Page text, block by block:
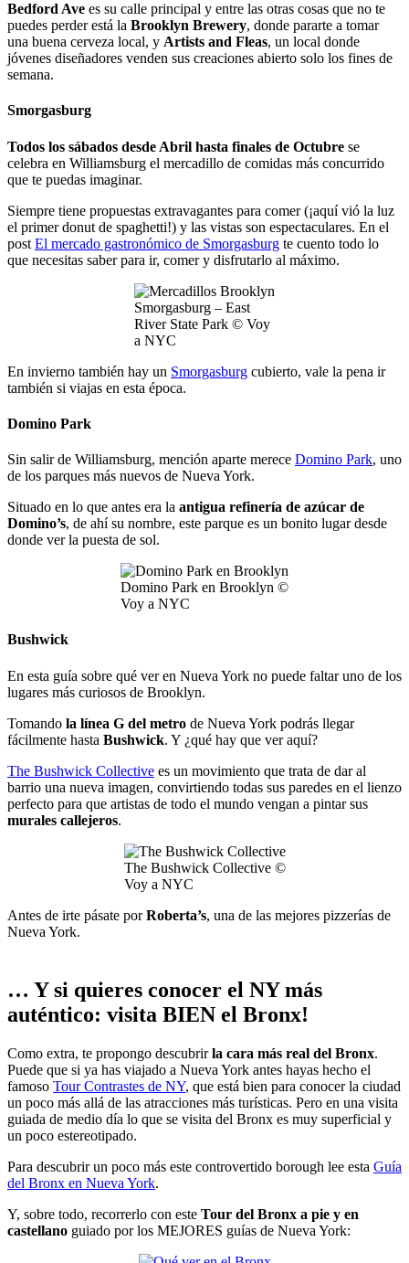
Bedford Ave es su calle principal y entre las otras cosas que no te
puedes perder está la Brooklyn Brewery, donde pararte a tomar
una buena cerveza local, y Artists and Fleas, un local donde
jóvenes diseñadores venden sus creaciones abierto solo los fines de
semana.
Smorgasburg
Todos los sábados desde Abril hasta finales de Octubre se
celebra en Williamsburg el mercadillo de comidas más concurrido
que te puedas imaginar.
Siempre tiene propuestas extravagantes para comer (¡aquí vió la luz
el primer donut de spaghetti!) y las vistas son espectaculares. En el
post El mercado gastronómico de Smorgasburg te cuento todo lo
que necesitas saber para ir, comer y disfrutarlo al máximo.
Smorgasburg – East
River State Park © Voy
a NYC
En invierno también hay un Smorgasburg cubierto, vale la pena ir
también si viajas en esta época.
Domino Park
Sin salir de Williamsburg, mención aparte merece Domino Park, uno
de los parques más nuevos de Nueva York.
Situado en lo que antes era la antigua refinería de azúcar de
Domino’s, de ahí su nombre, este parque es un bonito lugar desde
donde ver la puesta de sol.
Domino Park en Brooklyn ©
Voy a NYC
Bushwick
En esta guía sobre qué ver en Nueva York no puede faltar uno de los
lugares más curiosos de Brooklyn.
Tomando la línea G del metro de Nueva York podrás llegar
fácilmente hasta Bushwick. Y ¿qué hay que ver aquí?
The Bushwick Collective es un movimiento que trata de dar al
barrio una nueva imagen, convirtiendo todas sus paredes en el lienzo
perfecto para que artistas de todo el mundo vengan a pintar sus
murales callejeros.
The Bushwick Collective ©
Voy a NYC
Antes de irte pásate porRoberta’s, una de las mejores pizzerías de
Nueva York.
… Y si quieres conocer el NY más
auténtico: visita BIEN el Bronx!
Como extra, te propongo descubrirla cara más real del Bronx.
Puede que si ya has viajado a Nueva York antes hayas hecho el
famoso Tour Contrastes de NY, que está bien para conocer la ciudad
un poco más allá de las atracciones más turísticas. Pero en una visita
guiada de medio día lo que se visita del Bronx es muy superficial y
un poco estereotipado.
Para descubrir un poco más este controvertido borough lee esta Guía
del Bronx en Nueva York.
Y, sobre todo, recorrerlo con este Tour del Bronx a pie y en
castellano guiado por los MEJORES guías de Nueva York: